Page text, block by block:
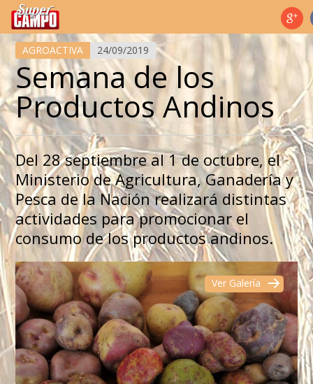
Temas de hoy
AGROACTIVA 24/09/2019
Semana de los
Productos Andinos
Del 28 septiembre al 1 de octubre, el
Ministerio de Agricultura, Ganadería y
Pesca de la Nación realizará distintas
actividades para promocionar el
consumo de los productos andinos.
Ver Galería